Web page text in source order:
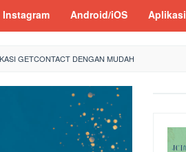
Instagram Android/iOS Aplikasi
GETCONTACT DENGAN MUDAH